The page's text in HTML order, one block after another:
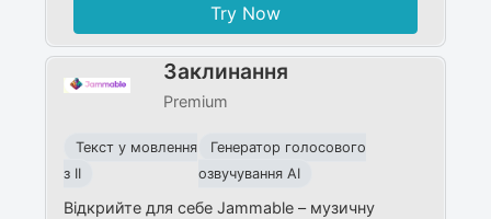
Try Now
Заклинання
Premium
Текст у мовлення
з ІІ
Генератор голосового
озвучування AI
Відкрийте для себе Jammable – музичну